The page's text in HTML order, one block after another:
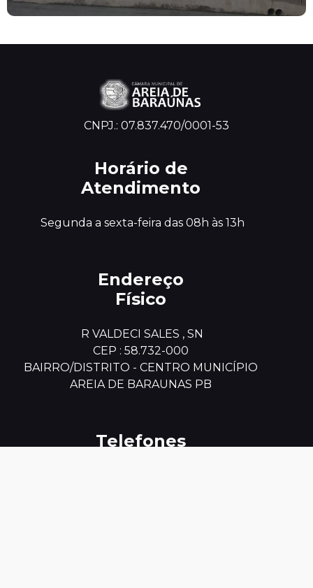
CNPJ.: 07.837.470/0001-53
Horário de
Atendimento
Segunda a sexta-feira das 08h às 13h
Endereço
Físico
CEP : 58.732-000
BAIRRO/DISTRITO - CENTRO MUNICÍPIO
AREIA DE BARAUNAS PB
Telefones